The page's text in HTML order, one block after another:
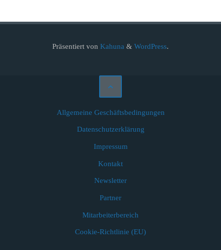
Präsentiert von Kahuna & WordPress.
Allgemeine Geschäftsbedingungen
Datenschutzerklärung
Impressum
Kontakt
Newsletter
Partner
Mitarbeiterbereich
Cookie-Richtlinie (EU)